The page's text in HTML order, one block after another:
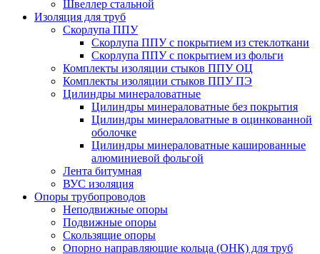
Швеллер стальной
Изоляция для труб
Скорлупа ППУ
Скорлупа ППУ с покрытием из стеклоткани
Скорлупа ППУ с покрытием из фольги
Комплекты изоляции стыков ППУ ОЦ
Комплекты изоляции стыков ППУ ПЭ
Цилиндры минераловатные
Цилиндры минераловатные без покрытия
Цилиндры минераловатные в оцинкованной
оболочке
Цилиндры минераловатные кашированные
алюминиевой фольгой
Лента битумная
ВУС изоляция
Опоры трубопроводов
Неподвижные опоры
Подвижные опоры
Скользящие опоры
Опорно направляющие кольца (ОНК) для труб